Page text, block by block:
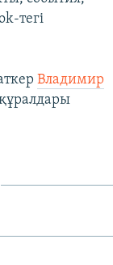
тегі
Владимир